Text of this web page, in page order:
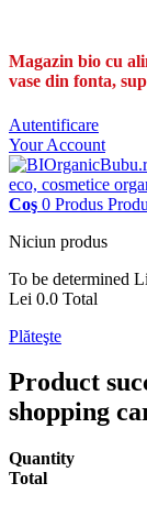
Magazin bio cu
vase din fonta,
Autentificare
Your Account
Coş 0 Produs
Niciun produs
To be determined
Lei 0.0 Total
Plăteşte
Product
shopping
Quantity
Total